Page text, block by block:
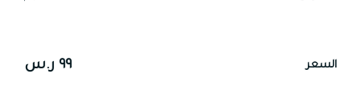
السعر ٩٩ ر.س